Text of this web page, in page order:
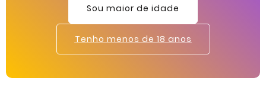
Tenho menos de 18 anos
Sou maior de idade